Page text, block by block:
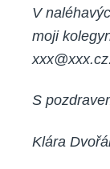
V
moji
xxx@xxx.cz.
S
Klára